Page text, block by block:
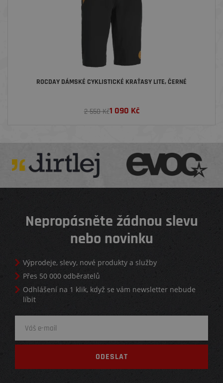
ROCDAY DÁMSKÉ CYKLISTICKÉ KRAŤASY LITE, ČERNÉ
2 550 Kč1 090 Kč
Nepropásněte žádnou slevu
nebo novinku
Výprodeje, slevy, nové produkty a služby
Přes 50 000 odběratelů
Odhlášení na 1 klik, když se vám newsletter nebude
líbit